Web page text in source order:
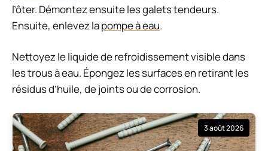
l’ôter. Démontez ensuite les galets tendeurs.
Ensuite, enlevez lapompe à eau.
Nettoyez le liquide de refroidissement visible dans
les trous à eau. Épongez les surfaces en retirant les
résidus d’huile, de joints ou de corrosion.
3 août 2026